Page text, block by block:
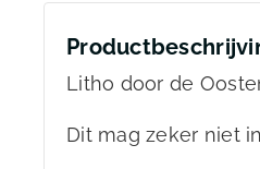
Litho door de
Dit mag zeker niet